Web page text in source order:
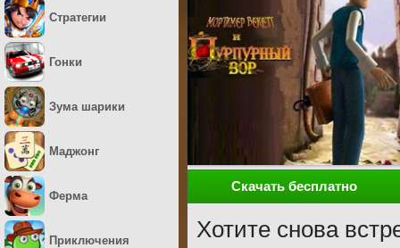
Скачать бесплатно
Хотите снова
Стратегии
Гонки
Зума шарики
Маджонг
Ферма
Приключения